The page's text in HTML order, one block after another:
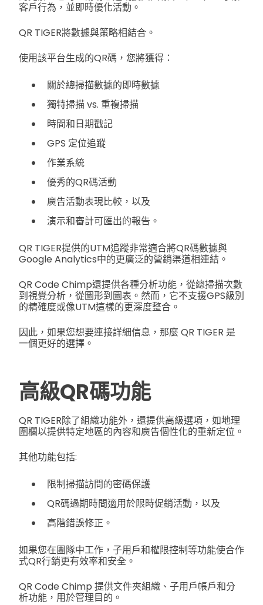
客戶行為，並即時優化活動。
QR TIGER將數據與策略相結合。
使用該平台生成的QR碼，您將獲得：
關於總掃描數據的即時數據
獨特掃描 vs. 重複掃描
時間和日期戳記
GPS 定位追蹤
作業系統
優秀的QR碼活動
廣告活動表現比較，以及
演示和審計可匯出的報告。
QR TIGER提供的UTM追蹤非常適合將QR碼數據與
Google Analytics中的更廣泛的營銷渠道相連結。
QR Code Chimp還提供各種分析功能，從總掃描次數
到視覺分析，從圖形到圖表。然而，它不支援GPS級別
的精確度或像UTM這樣的更深度整合。
因此，如果您想要連接詳細信息，那麼 QR TIGER 是
一個更好的選擇。
高級QR碼功能
QR TIGER除了組織功能外，還提供高級選項，如地理
圍欄以提供特定地區的內容和廣告個性化的重新定位。
其他功能包括:
限制掃描訪問的密碼保護
QR碼過期時間適用於限時促銷活動，以及
高階錯誤修正。
如果您在團隊中工作，子用戶和權限控制等功能使合作
式QR行銷更有效率和安全。
QR Code Chimp 提供文件夾組織、子用戶帳戶和分
析功能，用於管理目的。